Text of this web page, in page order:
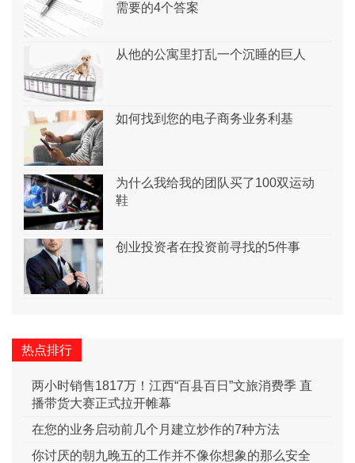
需要的4个答案
从他的公寓里打乱一个沉睡的巨人
如何找到您的电子商务业务利基
为什么我给我的团队买了100双运动
鞋
创业投资者在投资前寻找的5件事
热点排行
两小时销售1817万！江西“百县百日”文旅消费季 直
播带货大赛正式拉开帷幕
在您的业务启动前几个月建立炒作的7种方法
你讨厌的朝九晚五的工作并不像你想象的那么安全